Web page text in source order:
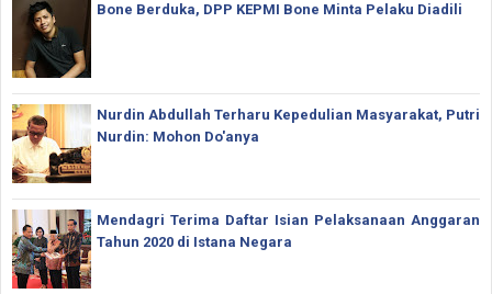
Bone Berduka, DPP KEPMI Bone Minta Pelaku Diadili
Nurdin Abdullah Terharu Kepedulian Masyarakat, Putri
Nurdin: Mohon Do'anya
Mendagri Terima Daftar Isian Pelaksanaan Anggaran
Tahun 2020 di Istana Negara